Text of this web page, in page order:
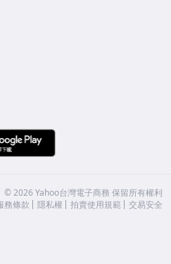
©2026 Yahoo台灣電子商務 保留所有權利
務條款
隱私權 拍賣使用規範 交易安全